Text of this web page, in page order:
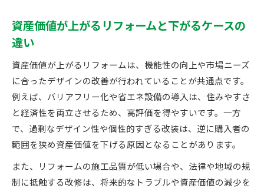
資産価値が上がるリフォームと下がるケースの
違い
資産価値が上がるリフォームは、機能性の向上や市場ニーズ
に合ったデザインの改善が行われていることが共通点です。
例えば、バリアフリー化や省エネ設備の導入は、住みやすさ
と経済性を両立させるため、高評価を得やすいです。一方
で、過剰なデザイン性や個性的すぎる改装は、逆に購入者の
範囲を狭め資産価値を下げる原因となることがあります。
また、リフォームの施工品質が低い場合や、法律や地域の規
制に抵触する改修は、将来的なトラブルや資産価値の減少を